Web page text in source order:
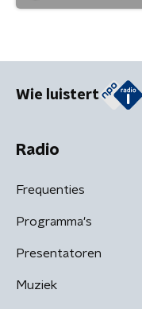
Wie luistert
Radio
Frequenties
Programma's
Presentatoren
Muziek